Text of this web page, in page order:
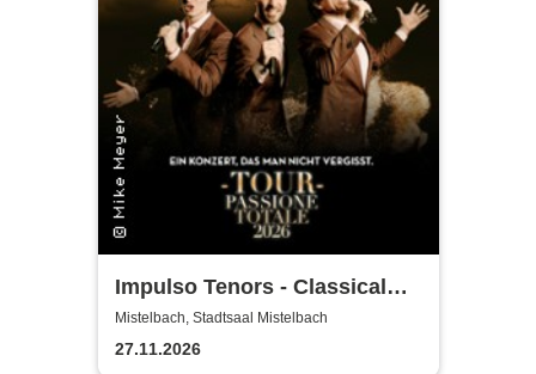
Impulso Tenors - Classical
Crossover
Mistelbach, Stadtsaal Mistelbach
27.11.2026